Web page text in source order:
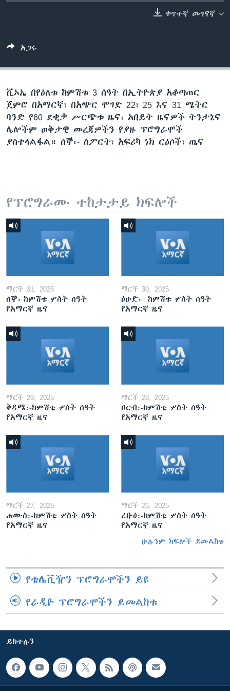
ቀጥተኛ መገናኛ
አጋሩ
ቪኦኤ በየዕለቱ ከምሽቱ 3 ሰዓት በኢትዮጵያ አቆጣጠር
ጀምሮ በአማርኛ፣ በአጭር ሞገድ 22፣ 25 እና 31 ሜትር
ባንድ የ60 ደቂቃ ሥርጭቱ ዜና፣ አበይት ዜናዎች ትንታኔና
ሌሎችም ወቅታዊ መረጃዎችን የያዙ ፕሮግራሞች
ያስተላልፋል። ሰኞ፡- ስፖርት፣ አፍሪካ ነክ ርዕሶች፣ ጤና
የፕሮግራሙ ተከታታይ ክፍሎች
ማርች 31, 2025
ሰኞ፡-ከምሽቱ ሦስት ሰዓት
የአማርኛ ዜና
ማርች 30, 2025
ዕሁድ፡- ከምሽቱ ሦስት ሰዓት
የአማርኛ ዜና
ማርች 29, 2025
ቅዳሜ፡-ከምሽቱ ሦስት ሰዓት
የአማርኛ ዜና
ማርች 28, 2025
ዐርብ፡-ከምሽቱ ሦስት ሰዓት
የአማርኛ ዜና
ማርች 27, 2025
ሐሙስ፡-ከምሽቱ ሦስት ሰዓት
የአማርኛ ዜና
ማርች 26, 2025
ረቡዕ፡-ከምሽቱ ሦስት ሰዓት
የአማርኛ ዜና
ሁሉንም ክፍሎች ይመልከቱ
የቴሌቪዥን ፕሮግራሞችን ይዩ
የራዲዮ ፕሮግራሞችን ይመልከቱ
ይከተሉን